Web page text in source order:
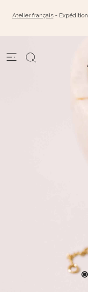
Atelier français - Expédition